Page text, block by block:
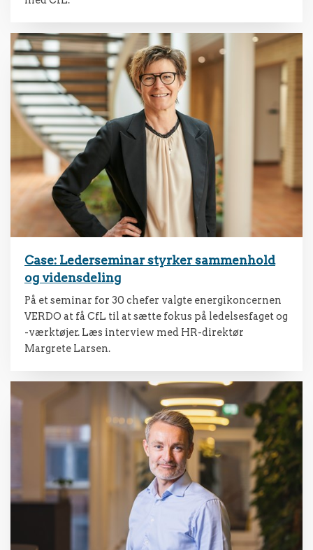
Case: Lederseminar styrker sammenhold
og vidensdeling
På et seminar for 30 chefer valgte energikoncernen
VERDO at få CfL til at sætte fokus på ledelsesfaget og
-værktøjer. Læs interview med HR-direktør
Margrete Larsen.